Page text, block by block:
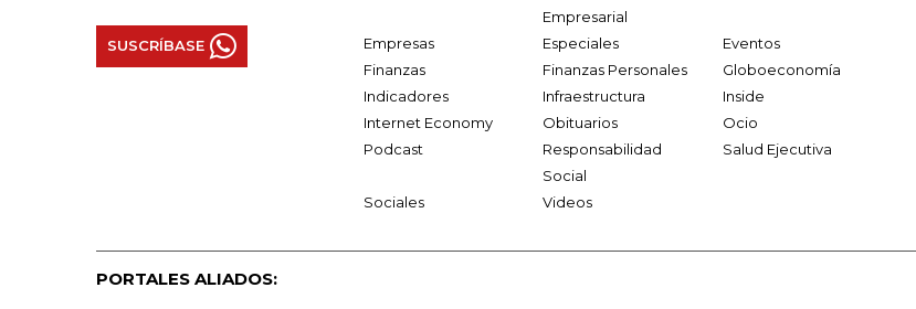
SUSCRÍBASE
Empresarial
Empresas Especiales
Eventos
Finanzas
Finanzas Personales
Globoeconomía
Indicadores
Infraestructura
Inside
Internet Economy
Obituarios
Ocio
Podcast
Responsabilidad
Social
Salud Ejecutiva
Sociales Videos
PORTALES ALIADOS: